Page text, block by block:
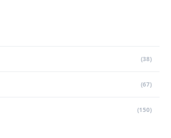
(38)
(67)
(150)